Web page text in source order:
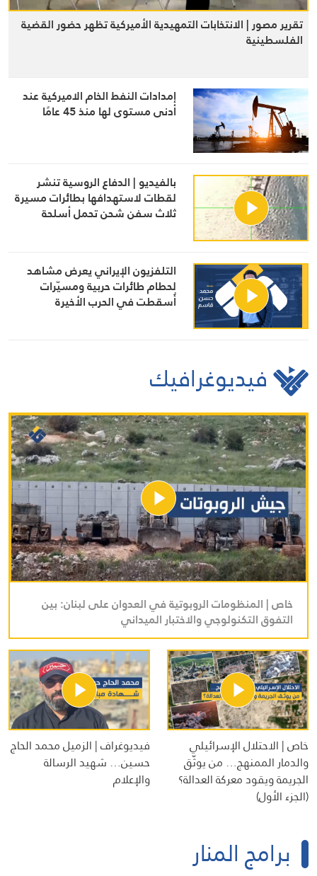
تقرير مصور | الانتخابات التمهيدية الأميركية تظهر حضور القضية
الفلسطينية
إمدادات النفط الخام الاميركية عند
أدنى مستوى لها منذ 45 عامًا
بالفيديو | الدفاع الروسية تنشر
لقطات لاستهدافها بطائرات مسيرة
ثلاث سفن شحن تحمل أسلحة
التلفزيون الإيراني يعرض مشاهد
لحطام طائرات حربية ومسيّرات
أُسقطت في الحرب الأخيرة
فيديوغرافيك
خاص | المنظومات الروبوتية في العدوان على لبنان: بين
التفوق التكنولوجي والاختبار الميداني
خاص | الاحتلال الإسرائيلي
والدمار الممنهج… من يوثّق
الجريمة ويقود معركة العدالة؟
(الجزء الأول)
فيديوغراف | الزميل محمد الحاج
حسين… شهيد الرسالة
والإعلام
برامج المنار